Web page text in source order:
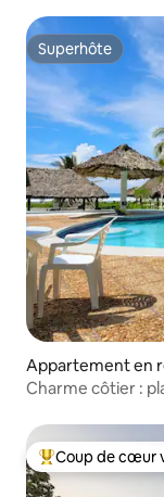
Superhôte
Superhôte
Appartement en
adura
Charme côtier :
Coups de cœur
Coup de cœur